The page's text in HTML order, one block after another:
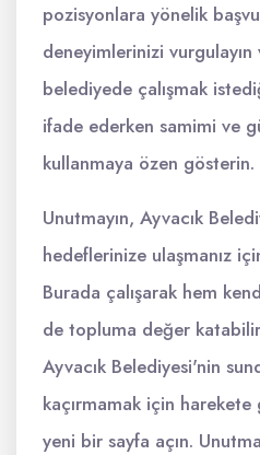
pozisyonlara yönelik
deneyimlerinizi
belediyede çalışmak
ifade ederken samimi ve
kullanmaya özen gösterin.
Unutmayın, Ayvacık
hedeflerinize ulaşmanız
Burada çalışarak hem
de topluma değer
Ayvacık Belediyesi'nin
kaçırmamak için
yeni bir sayfa açın.